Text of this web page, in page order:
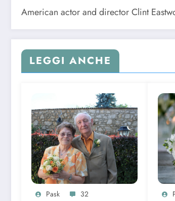
American actor and director Clint
LEGGI ANCHE
Pask 32